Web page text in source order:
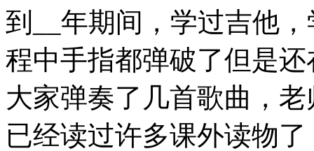
到__年期间，学过吉他
程中手指都弹破了但是
大家弹奏了几首歌曲，
已经读过许多课外读物